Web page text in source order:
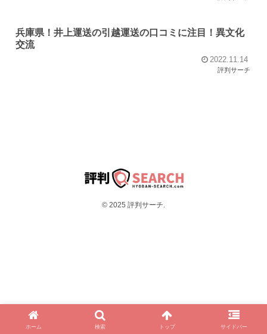
兵庫県！井上運送の引越運送の口コミに注目！異文化
交流
2022.11.14
評判サーチ
© 2025 評判サーチ.
ホーム 検索 トップ サイドバー